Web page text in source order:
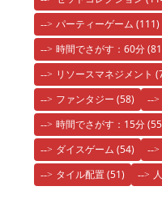
パーティーゲーム (111)
時間でさがす：60分
リソースマネジメント
ファンタジー (58)
時間でさがす：15分
ダイスゲーム (54)
タイル配置(51)